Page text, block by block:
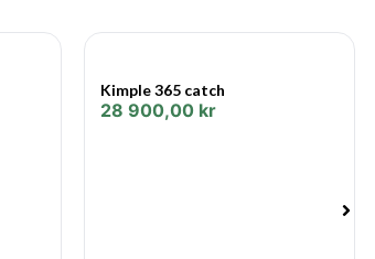
Kimple 365 catch
28 900,00 kr